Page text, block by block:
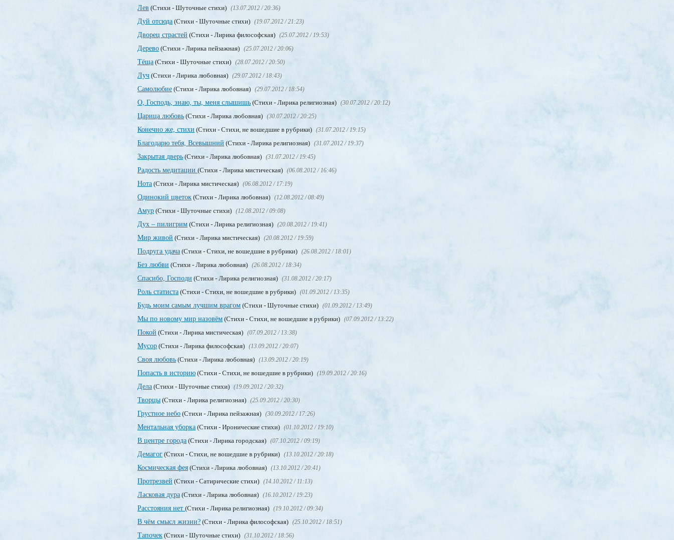
Лев (Стихи - Шуточные стихи) (13.07.2012 / 20:36)
Дуй отсюда (Стихи - Шуточные стихи) (19.07.2012 / 21:23)
Дворец страстей (Стихи - Лирика философская) (25.07.2012 / 19:53)
Дерево (Стихи - Лирика пейзажная) (25.07.2012 / 20:06)
Тёща (Стихи - Шуточные стихи) (28.07.2012 / 20:50)
Луч (Стихи - Лирика любовная) (29.07.2012 / 18:43)
Самолюбие (Стихи - Лирика любовная) (29.07.2012 / 18:54)
О, Господь, знаю, ты, меня слышишь (Стихи - Лирика религиозная) (30.07.2012 / 20:12)
Царица любовь (Стихи - Лирика любовная) (30.07.2012 / 20:25)
Конечно же, стихи (Стихи - Стихи, не вошедшие в рубрики) (31.07.2012 / 19:15)
Благодарю тебя, Всевышний (Стихи - Лирика религиозная) (31.07.2012 / 19:37)
Закрытая дверь (Стихи - Лирика любовная) (31.07.2012 / 19:45)
Радость медитации (Стихи - Лирика мистическая) (06.08.2012 / 16:46)
Нота (Стихи - Лирика мистическая) (06.08.2012 / 17:19)
Одинокий цветок (Стихи - Лирика любовная) (12.08.2012 / 08:49)
Амур (Стихи - Шуточные стихи) (12.08.2012 / 09:08)
Дух – пилигрим (Стихи - Лирика религиозная) (20.08.2012 / 19:41)
Мир живой (Стихи - Лирика мистическая) (20.08.2012 / 19:59)
Подруга удача (Стихи - Стихи, не вошедшие в рубрики) (26.08.2012 / 18:01)
Без любви (Стихи - Лирика любовная) (26.08.2012 / 18:34)
Спасибо, Господи (Стихи - Лирика религиозная) (31.08.2012 / 20:17)
Роль статиста (Стихи - Стихи, не вошедшие в рубрики) (01.09.2012 / 13:35)
Будь моим самым лучшим врагом (Стихи - Шуточные стихи) (01.09.2012 / 13:49)
Мы по новому мир назовём (Стихи - Стихи, не вошедшие в рубрики) (07.09.2012 / 13:22)
Покой (Стихи - Лирика мистическая) (07.09.2012 / 13:38)
Мусор (Стихи - Лирика философская) (13.09.2012 / 20:07)
Своя любовь (Стихи - Лирика любовная) (13.09.2012 / 20:19)
Попасть в историю (Стихи - Стихи, не вошедшие в рубрики) (19.09.2012 / 20:16)
Дела (Стихи - Шуточные стихи) (19.09.2012 / 20:32)
Творцы (Стихи - Лирика религиозная) (25.09.2012 / 20:30)
Грустное небо (Стихи - Лирика пейзажная) (30.09.2012 / 17:26)
Ментальная уборка (Стихи - Иронические стихи) (01.10.2012 / 19:10)
В центре города (Стихи - Лирика городская) (07.10.2012 / 09:19)
Демагог (Стихи - Стихи, не вошедшие в рубрики) (13.10.2012 / 20:18)
Космическая фея (Стихи - Лирика любовная) (13.10.2012 / 20:41)
Протрезвей (Стихи - Сатирические стихи) (14.10.2012 / 11:13)
Ласковая дура (Стихи - Лирика любовная) (16.10.2012 / 19:23)
Расстояния нет (Стихи - Лирика религиозная) (19.10.2012 / 09:34)
В чём смысл жизни? (Стихи - Лирика философская) (25.10.2012 / 18:51)
Тапочек (Стихи - Шуточные стихи) (31.10.2012 / 18:56)